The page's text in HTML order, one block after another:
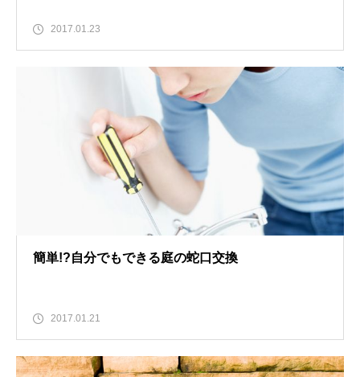
2017.01.23
簡単!?自分でもできる庭の蛇口交換
2017.01.21